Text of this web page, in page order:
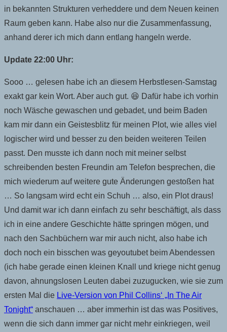
in bekannten Strukturen verheddere und dem Neuen keinen
Raum geben kann. Habe also nur die Zusammenfassung,
anhand derer ich mich dann entlang hangeln werde.
Update 22:00 Uhr:
Sooo … gelesen habe ich an diesem Herbstlesen-Samstag
exakt gar kein Wort. Aber auch gut. 😆 Dafür habe ich vorhin
noch Wäsche gewaschen und gebadet, und beim Baden
kam mir dann ein Geistesblitz für meinen Plot, wie alles viel
logischer wird und besser zu den beiden weiteren Teilen
passt. Den musste ich dann noch mit meiner selbst
schreibenden besten Freundin am Telefon besprechen, die
mich wiederum auf weitere gute Änderungen gestoßen hat
… So langsam wird echt ein Schuh … also, ein Plot draus!
Und damit war ich dann einfach zu sehr beschäftigt, als dass
ich in eine andere Geschichte hätte springen mögen, und
nach den Sachbüchern war mir auch nicht, also habe ich
doch noch ein bisschen was geyoutubet beim Abendessen
(ich habe gerade einen kleinen Knall und kriege nicht genug
davon, ahnungslosen Leuten dabei zuzugucken, wie sie zum
ersten Mal die Live-Version von Phil Collins‘ „In The Air
Tonight“ anschauen … aber immerhin ist das was Positives,
wenn die sich dann immer gar nicht mehr einkriegen, weil